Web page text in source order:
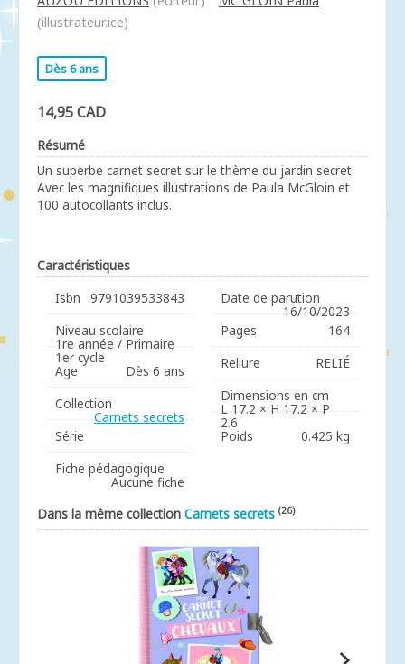
(illustrateur.ice)
Dès 6 ans
14,95 CAD
Résumé
Un superbe carnet secret sur le thème du jardin secret.
Avec les magnifiques illustrations de Paula McGloin et
100 autocollants inclus.
Caractéristiques
Isbn
9791039533843
Niveau scolaire
1re année / Primaire
1er cycle
Age
Dès 6 ans
Collection
Carnets secrets
Série
Fiche pédagogique
Aucune fiche
Date de parution
16/10/2023
Pages
164
Reliure
RELIÉ
Dimensions en cm
L 17.2 × H 17.2 × P
2.6
Poids 0.425 kg
Dans la même collection Carnets secrets (26)